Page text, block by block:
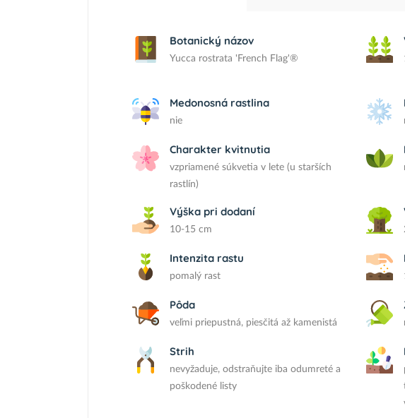
Botanický názov
Yucca rostrata 'French Flag'®
Medonosná rastlina
nie
Charakter kvitnutia
vzpriamené súkvetia v lete (u starších
rastlín)
Výška pri dodaní
10-15 cm
Intenzita rastu
pomalý rast
Pôda
veľmi priepustná, piesčitá až kamenistá
Strih
nevyžaduje, odstraňujte iba odumreté a
poškodené listy